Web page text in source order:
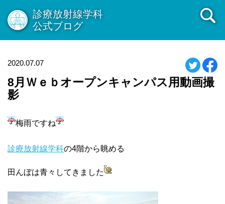
診療放射線学科
公式ブログ
2020.07.07
8月Ｗｅｂオープンキャンパス用動画撮
影
梅雨ですね
診療放射線学科の4階から眺める
田んぼは青々してきました